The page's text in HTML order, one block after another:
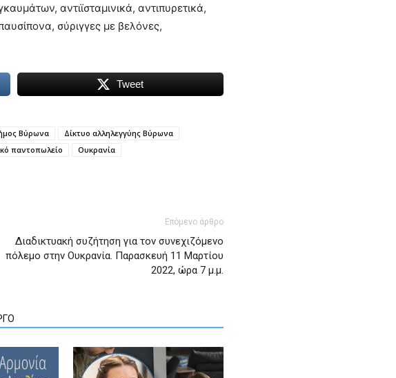
αντιϊσταμινικά, αντιπυρετικά,
σύριγγες με βελόνες,
Tweet
Βύρωνα
Δίκτυο αλληλεγγύης Βύρωνα
παντοπωλείο
Ουκρανία
Επόμενο άρθρο
Διαδικτυακή συζήτηση για τον συνεχιζόμενο
πόλεμο στην Ουκρανία. Παρασκευή 11 Μαρτίου
2022, ώρα 7 μ.μ.